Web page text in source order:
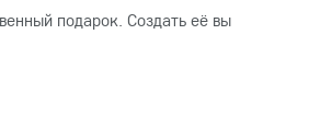
подарок. Создать её вы